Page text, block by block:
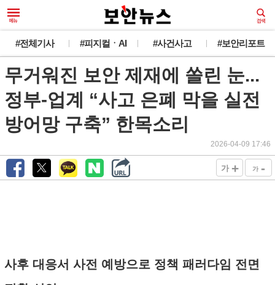
#전체기사 #피지컬ㆍAI #사건사고 #보안리포트
무거워진 보안 제재에 쏠린 눈...
정부-업계 “사고 은폐 막을 실전
방어망 구축” 한목소리
2026-04-09 17:46
가 + 가 -
사후 대응서 사전 예방으로 정책 패러다임 전면